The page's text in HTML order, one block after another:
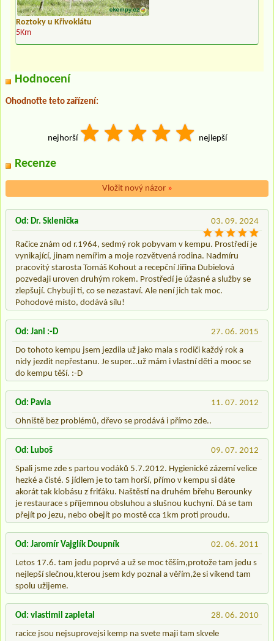
Roztoky u Křivoklátu
5Km
Hodnocení
Ohodnoťte teto zařízení:
nejhorší nejlepší
Recenze
Vložit nový názor »
03. 09. 2024
Od: Dr. Sklenička
Račice znám od r.1964, sedmý rok pobyvam v kempu. Prostředí je
vynikající, jinam nemířim a moje rozvětvená rodina. Nadmíru
pracovitý starosta Tomáš Kohout a recepční Jiřina Dubielová
pozvedaji uroven druhým rokem. Prostředí je úžasné a služby se
zlepšují. Chybuji ti, co se nezastaví. Ale není jich tak moc.
Pohodové místo, dodává sílu!
27. 06. 2015
Od: Jani :-D
Do tohoto kempu jsem jezdila už jako mala s rodiči každý rok a
nidy jezdit nepřestanu. Je super...už mám i vlastní děti a mooc se
do kempu těší. :-D
11. 07. 2012
Od: Pavla
Ohniště bez problémů, dřevo se prodává i přímo zde..
09. 07. 2012
Od: Luboš
Spali jsme zde s partou vodáků 5.7.2012. Hygienické zázemí velice
hezké a čisté. S jídlem je to tam horší, přímo v kempu si dáte
akorát tak klobásu z friťáku. Naštěstí na druhém břehu Berounky
je restaurace s příjemnou obsluhou a slušnou kuchyní. Dá se tam
přejít po jezu, nebo obejít po mostě cca 1km proti proudu.
02. 06. 2011
Od: Jaromír Vajglík Doupník
Letos 17.6. tam jedu poprvé a už se moc těším,protože tam jedu s
nejlepší slečnou,kterou jsem kdy poznal a věřím,že si víkend tam
spolu užijeme.
28. 06. 2010
Od: vlastimil zapletal
racice jsou nejsuprovejsi kemp na svete maji tam skvele